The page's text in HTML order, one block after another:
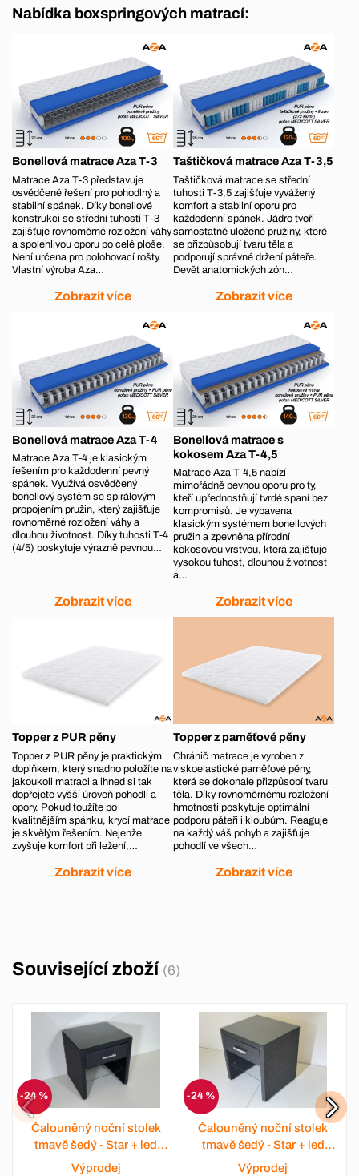
Nabídka boxspringových matrací:
Bonellová matrace Aza T-3
Matrace Aza T-3 představuje
osvědčené řešení pro pohodlný a
stabilní spánek. Díky bonellové
konstrukci se střední tuhostí T-3
zajišťuje rovnoměrné rozložení váhy
a spolehlivou oporu po celé ploše.
Není určena pro polohovací rošty.
Vlastní výroba Aza…
Zobrazit více
Taštičková matrace Aza T-3,5
Taštičková matrace se střední
tuhosti T-3,5 zajišťuje vyvážený
komfort a stabilní oporu pro
každodenní spánek. Jádro tvoří
samostatně uložené pružiny, které
se přizpůsobují tvaru těla a
podporují správné držení páteře.
Devět anatomických zón…
Zobrazit více
Bonellová matrace Aza T-4
Matrace Aza T‑4 je klasickým
řešením pro každodenní pevný
spánek. Využívá osvědčený
bonellový systém se spirálovým
propojením pružin, který zajišťuje
rovnoměrné rozložení váhy a
dlouhou životnost. Díky tuhosti T‑4
(4/5) poskytuje výrazně pevnou…
Zobrazit více
Bonellová matrace s
kokosem Aza T-4,5
Matrace Aza T‑4,5 nabízí
mimořádně pevnou oporu pro ty,
kteří upřednostňují tvrdé spaní bez
kompromisů. Je vybavena
klasickým systémem bonellových
pružin a zpevněna přírodní
kokosovou vrstvou, která zajišťuje
vysokou tuhost, dlouhou životnost
a…
Zobrazit více
Topper z PUR pěny
Topper z PUR pěny je praktickým
doplňkem, který snadno položíte na
jakoukoli matraci a ihned si tak
dopřejete vyšší úroveň pohodlí a
opory. Pokud toužíte po
kvalitnějším spánku, krycí matrace
je skvělým řešením. Nejenže
zvyšuje komfort při ležení,…
Zobrazit více
Topper z paměťové pěny
Chránič matrace je vyroben z
viskoelastické paměťové pěny,
která se dokonale přizpůsobí tvaru
těla. Díky rovnoměrnému rozložení
hmotnosti poskytuje optimální
podporu páteři i kloubům. Reaguje
na každý váš pohyb a zajišťuje
pohodlí ve všech…
Zobrazit více
Související zboží (6)
-24 %
Čalouněný noční stolek
tmavě šedý - Star + led
osvětlení
Výprodej
-24 %
Čalouněný noční stolek
tmavě šedý - Star + led
osvětlení
Výprodej